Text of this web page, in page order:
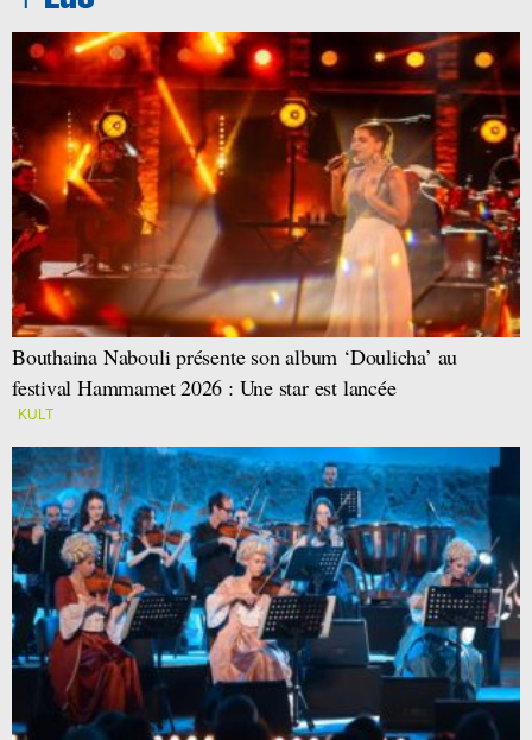
Bouthaina Nabouli présente son album ‘Doulicha’ au
festival Hammamet 2026 : Une star est lancée
KULT